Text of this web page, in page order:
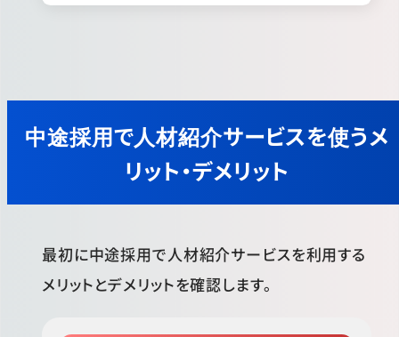
中途採用で人材紹介サービスを使うメ
リット・デメリット
最初に中途採用で人材紹介サービスを利用する
メリットとデメリットを確認します。